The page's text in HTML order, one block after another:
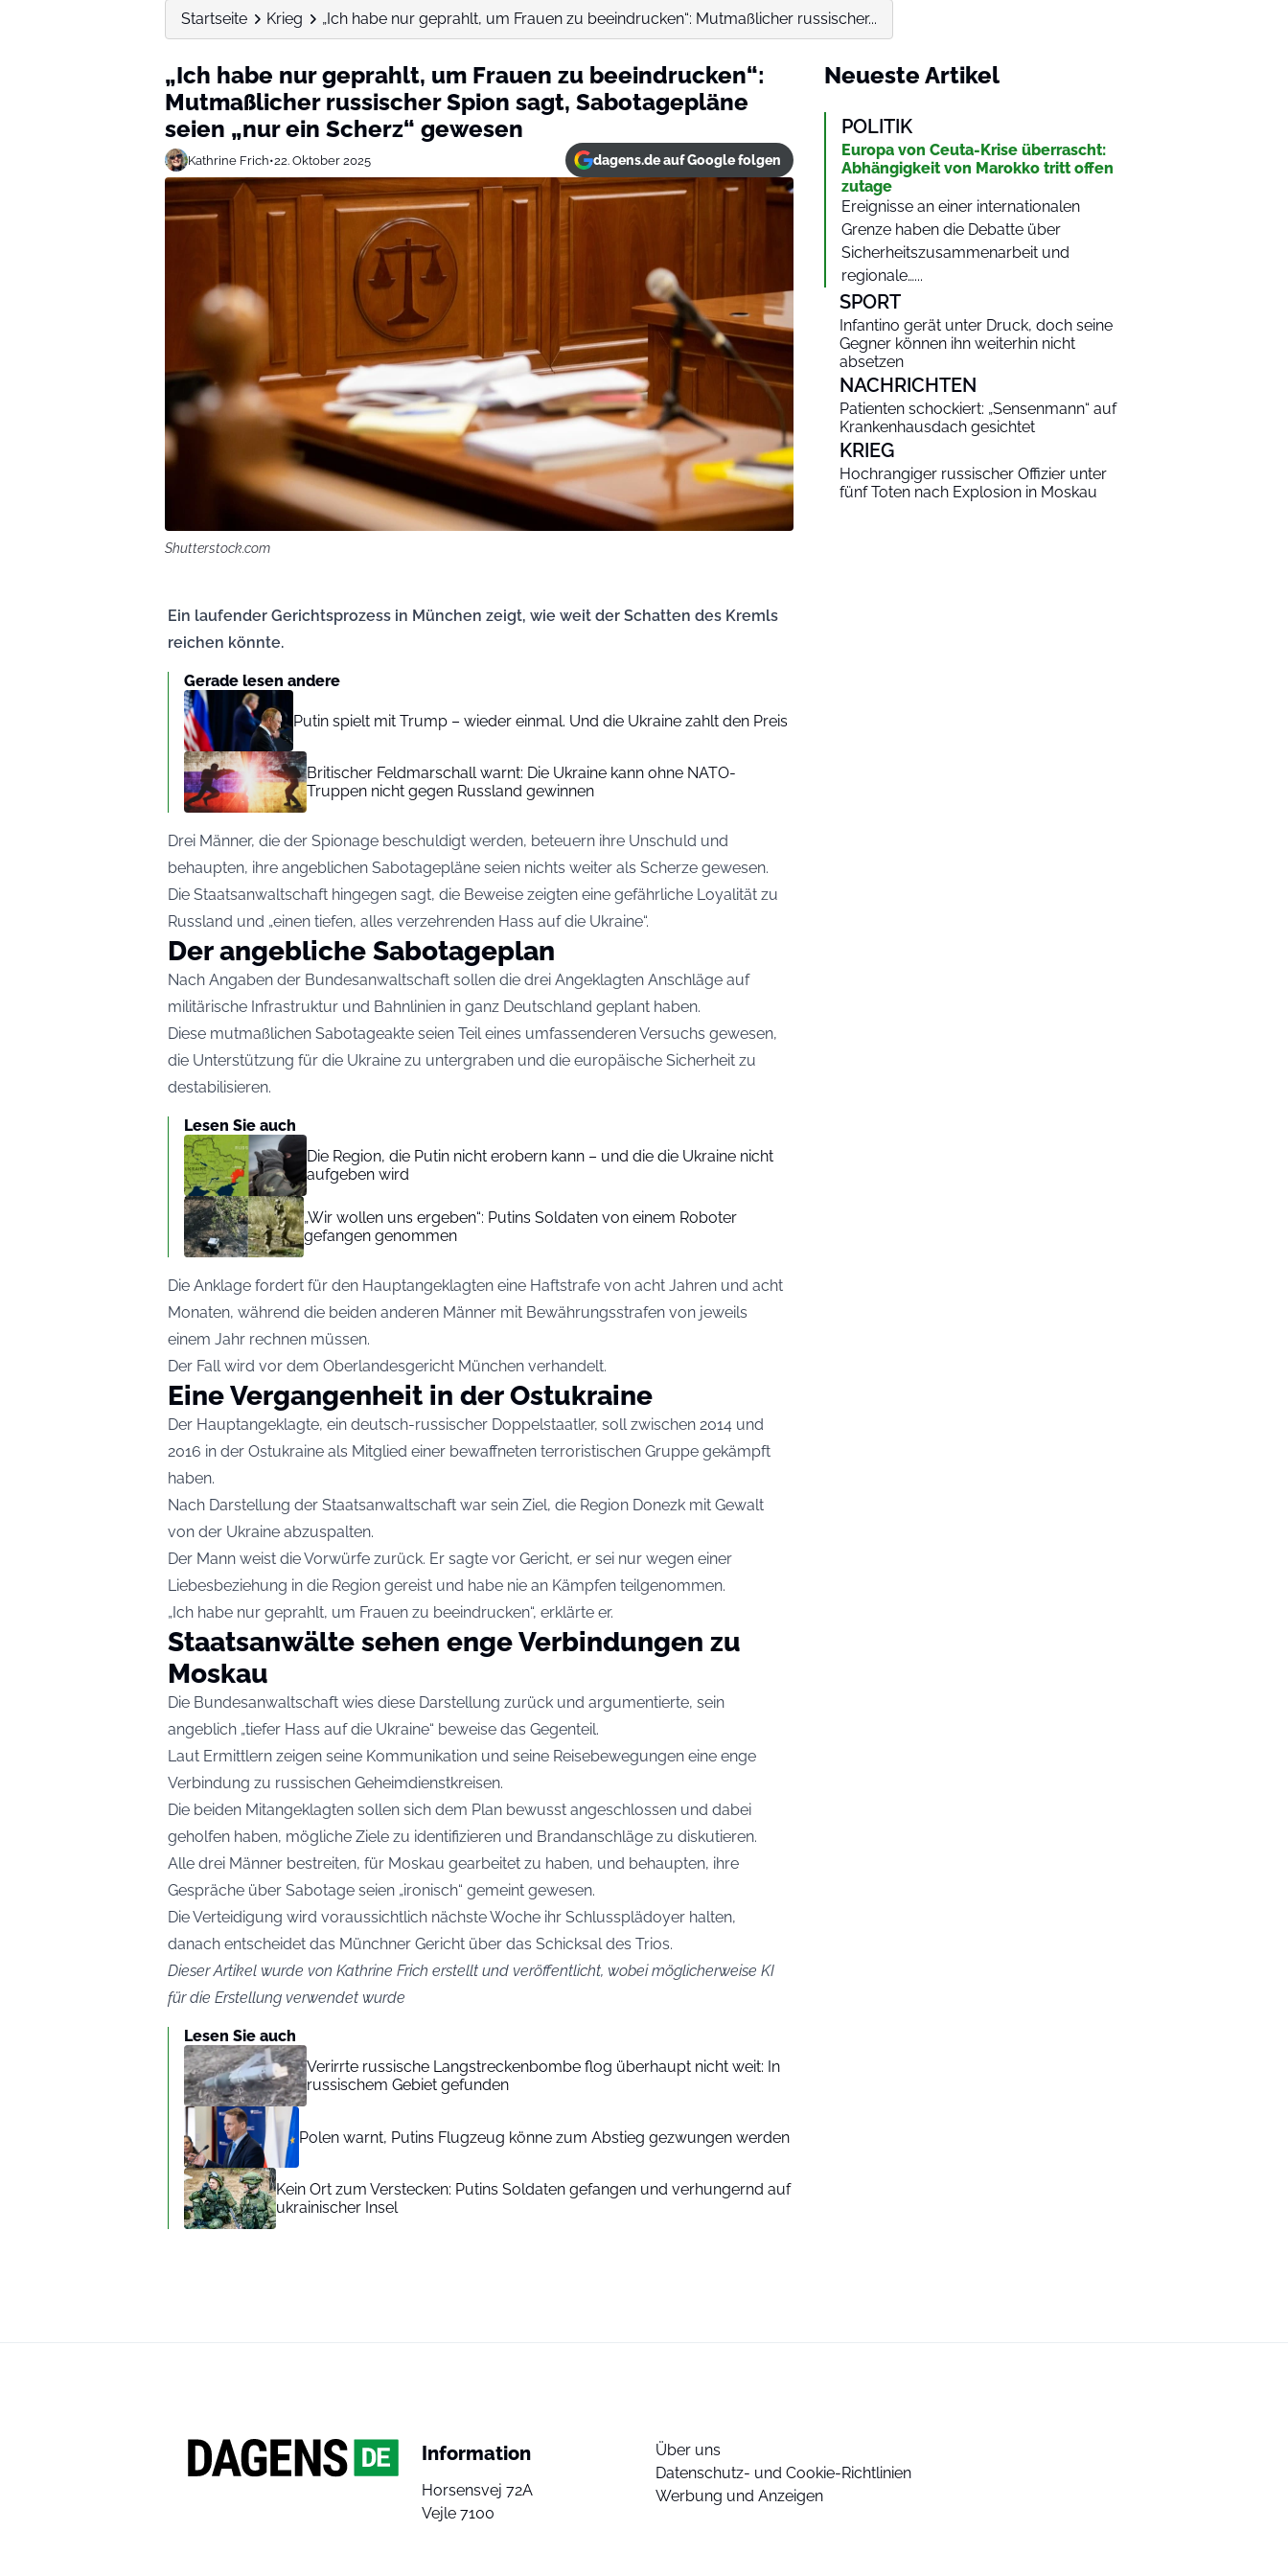
Startseite Krieg „Ich habe nur geprahlt, um Frauen zu beeindrucken“: Mutmaßlicher russischer...
„Ich habe nur geprahlt, um Frauen zu beeindrucken“:
Mutmaßlicher russischer Spion sagt, Sabotagepläne
seien „nur ein Scherz“ gewesen
Kathrine Frich•22. Oktober 2025 dagens.de auf Google folgen
Shutterstock.com
Ein laufender Gerichtsprozess in München zeigt, wie weit der Schatten des Kremls
reichen könnte.
Gerade lesen andere
Putin spielt mit Trump – wieder einmal. Und die Ukraine zahlt den Preis
Britischer Feldmarschall warnt: Die Ukraine kann ohne NATO-
Truppen nicht gegen Russland gewinnen
Drei Männer, die der Spionage beschuldigt werden, beteuern ihre Unschuld und
behaupten, ihre angeblichen Sabotagepläne seien nichts weiter als Scherze gewesen.
Die Staatsanwaltschaft hingegen sagt, die Beweise zeigten eine gefährliche Loyalität zu
Russland und „einen tiefen, alles verzehrenden Hass auf die Ukraine“.
Der angebliche Sabotageplan
Nach Angaben der Bundesanwaltschaft sollen die drei Angeklagten Anschläge auf
militärische Infrastruktur und Bahnlinien in ganz Deutschland geplant haben.
Diese mutmaßlichen Sabotageakte seien Teil eines umfassenderen Versuchs gewesen,
die Unterstützung für die Ukraine zu untergraben und die europäische Sicherheit zu
destabilisieren.
Lesen Sie auch
Die Region, die Putin nicht erobern kann – und die die Ukraine nicht
aufgeben wird
„Wir wollen uns ergeben“: Putins Soldaten von einem Roboter
gefangen genommen
Die Anklage fordert für den Hauptangeklagten eine Haftstrafe von acht Jahren und acht
Monaten, während die beiden anderen Männer mit Bewährungsstrafen von jeweils
einem Jahr rechnen müssen.
Der Fall wird vor dem Oberlandesgericht München verhandelt.
Eine Vergangenheit in der Ostukraine
Der Hauptangeklagte, ein deutsch-russischer Doppelstaatler, soll zwischen 2014 und
2016 in der Ostukraine als Mitglied einer bewaffneten terroristischen Gruppe gekämpft
haben.
Nach Darstellung der Staatsanwaltschaft war sein Ziel, die Region Donezk mit Gewalt
von der Ukraine abzuspalten.
Der Mann weist die Vorwürfe zurück. Er sagte vor Gericht, er sei nur wegen einer
Liebesbeziehung in die Region gereist und habe nie an Kämpfen teilgenommen.
„Ich habe nur geprahlt, um Frauen zu beeindrucken“, erklärte er.
Staatsanwälte sehen enge Verbindungen zu
Moskau
Die Bundesanwaltschaft wies diese Darstellung zurück und argumentierte, sein
angeblich „tiefer Hass auf die Ukraine“ beweise das Gegenteil.
Laut Ermittlern zeigen seine Kommunikation und seine Reisebewegungen eine enge
Verbindung zu russischen Geheimdienstkreisen.
Die beiden Mitangeklagten sollen sich dem Plan bewusst angeschlossen und dabei
geholfen haben, mögliche Ziele zu identifizieren und Brandanschläge zu diskutieren.
Alle drei Männer bestreiten, für Moskau gearbeitet zu haben, und behaupten, ihre
Gespräche über Sabotage seien „ironisch“ gemeint gewesen.
Die Verteidigung wird voraussichtlich nächste Woche ihr Schlussplädoyer halten,
danach entscheidet das Münchner Gericht über das Schicksal des Trios.
Dieser Artikel wurde von Kathrine Frich erstellt und veröffentlicht, wobei möglicherweise KI
für die Erstellung verwendet wurde
Lesen Sie auch
Verirrte russische Langstreckenbombe flog überhaupt nicht weit: In
russischem Gebiet gefunden
Polen warnt, Putins Flugzeug könne zum Abstieg gezwungen werden
Kein Ort zum Verstecken: Putins Soldaten gefangen und verhungernd auf
ukrainischer Insel
Neueste Artikel
POLITIK
Europa von Ceuta-Krise überrascht:
Abhängigkeit von Marokko tritt offen
zutage
Ereignisse an einer internationalen
Grenze haben die Debatte über
Sicherheitszusammenarbeit und
regionale…...
SPORT
Infantino gerät unter Druck, doch seine
Gegner können ihn weiterhin nicht
absetzen
NACHRICHTEN
Patienten schockiert: „Sensenmann“ auf
Krankenhausdach gesichtet
KRIEG
Hochrangiger russischer Offizier unter
fünf Toten nach Explosion in Moskau
Information
Horsensvej 72A
Vejle 7100
Über uns
Datenschutz- und Cookie-Richtlinien
Werbung und Anzeigen